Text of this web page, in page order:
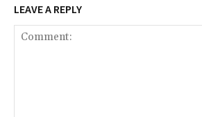
LEAVE A REPLY